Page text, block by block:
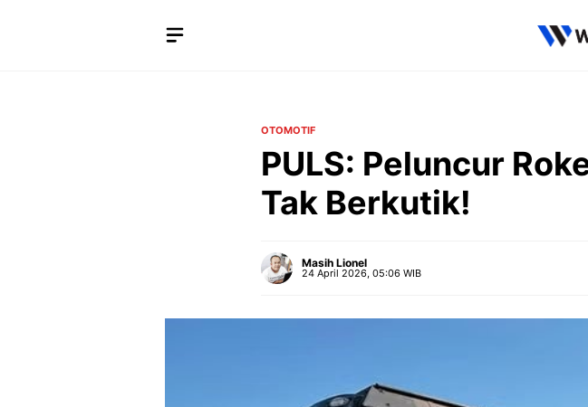
OTOMOTIF
PULS: Peluncur
Tak Berkutik!
Masih Lionel
24 April 2026, 05:06 WIB